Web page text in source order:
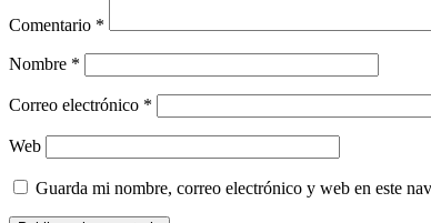
Comentario *
Nombre *
Correo electrónico *
Web
Guarda mi nombre, correo electrónico y web en este